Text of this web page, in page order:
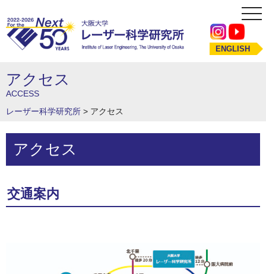
ENGLISH
アクセス
ACCESS
レーザー科学研究所 > アクセス
アクセス
交通案内